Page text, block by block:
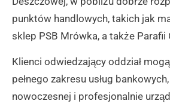
punktów handlowych, takich jak
sklep PSB Mrówka, a także Parafii
Klienci odwiedzający oddział
pełnego zakresu usług
nowoczesnej i profesjonalnie